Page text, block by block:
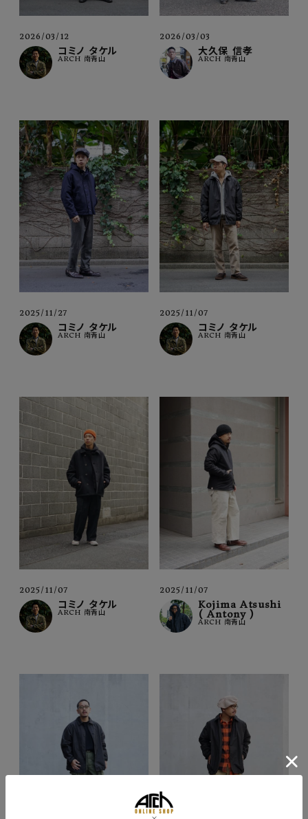
2026/03/12
コミノ タケル
ARCH 南青山
2026/03/03
大久保 信孝
ARCH 南青山
2025/11/27
コミノ タケル
ARCH 南青山
2025/11/07
コミノ タケル
ARCH 南青山
2025/11/07
コミノ タケル
ARCH 南青山
2025/11/07
Kojima Atsushi
( Antony )
ARCH 南青山